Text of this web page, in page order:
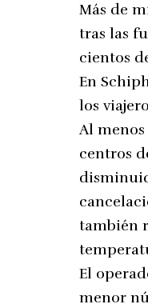
Más de
tras las
cientos
En
los
Al
centros
también
El
menor